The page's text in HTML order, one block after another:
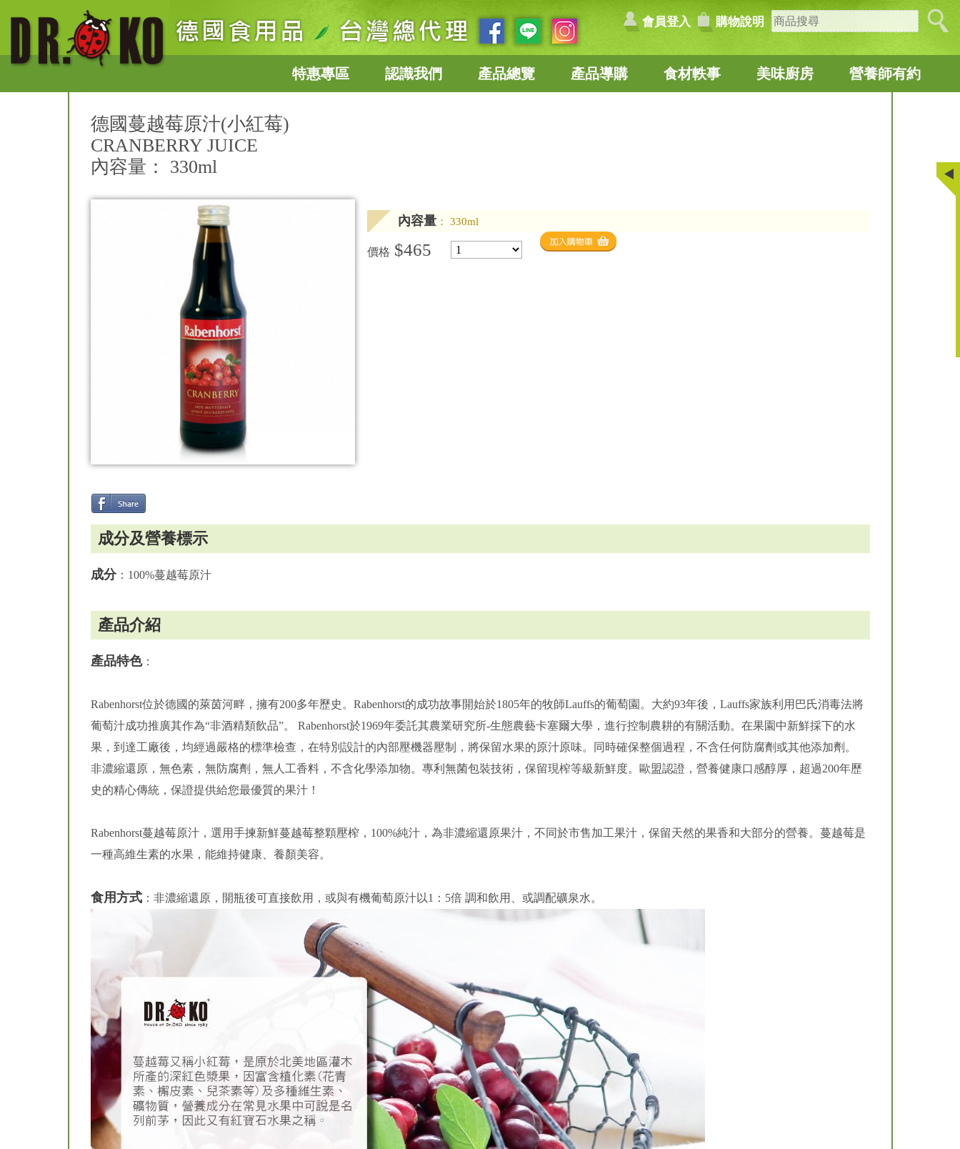
會員登入 購物說明
特惠專區 認識我們 產品總覽 產品導購 食材軼事 美味廚房 營養師有約
德國蔓越莓原汁(小紅莓)
CRANBERRY JUICE
內容量： 330ml
內容量 ： 330ml
價格 $465
成分及營養標示
成分：100%蔓越莓原汁
產品介紹
產品特色：
Rabenhorst位於德國的萊茵河畔，擁有200多年歷史。Rabenhorst的成功故事開始於1805年的牧師Lauffs的葡萄園。大約93年後，Lauffs家族利用巴氏消毒法將
葡萄汁成功推廣其作為“非酒精類飲品”。 Rabenhorst於1969年委託其農業研究所-生態農藝卡塞爾大學，進行控制農耕的有關活動。在果園中新鮮採下的水
果，到達工廠後，均經過嚴格的標準檢查，在特別設計的內部壓機器壓制，將保留水果的原汁原味。同時確保整個過程，不含任何防腐劑或其他添加劑。
非濃縮還原，無色素，無防腐劑，無人工香料，不含化學添加物。專利無菌包裝技術，保留現榨等級新鮮度。歐盟認證，營養健康口感醇厚，超過200年歷
史的精心傳統，保證提供給您最優質的果汁！
Rabenhorst蔓越莓原汁，選用手揀新鮮蔓越莓整顆壓榨，100%純汁，為非濃縮還原果汁，不同於市售加工果汁，保留天然的果香和大部分的營養。蔓越莓是
一種高維生素的水果，能維持健康、養顏美容。
食用方式：非濃縮還原，開瓶後可直接飲用，或與有機葡萄原汁以1：5倍 調和飲用、或調配礦泉水。